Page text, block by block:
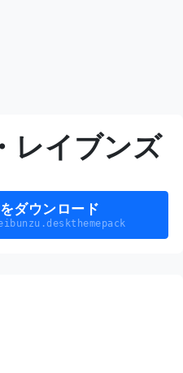
レイブンズ
ダウンロード